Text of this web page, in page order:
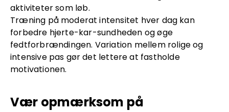
aktiviteter som løb.
Træning på moderat intensitet hver dag kan
forbedre hjerte-kar-sundheden og øge
fedtforbrændingen. Variation mellem rolige og
intensive pas gør det lettere at fastholde
motivationen.
Vær opmærksom på